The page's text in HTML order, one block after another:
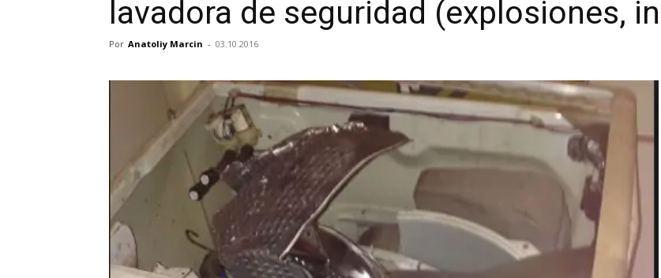
lavadora de seguridad (explosiones,
Por Anatoliy Marcin - 03.10.2016